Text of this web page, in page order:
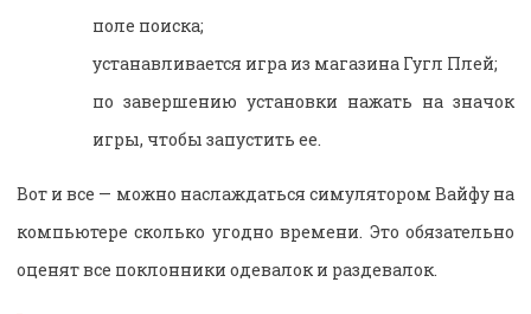
поле поиска;
устанавливается игра из магазина Гугл Плей;
по завершению установки нажать на значок
игры, чтобы запустить ее.
Вот и все — можно наслаждаться симулятором Вайфу на
компьютере сколько угодно времени. Это обязательно
оценят все поклонники одевалок и раздевалок.